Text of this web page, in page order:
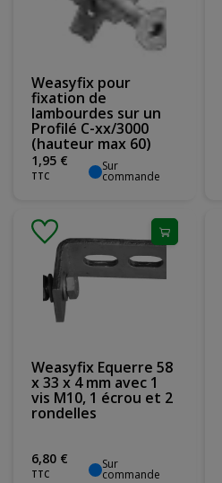
Weasyfix pour
fixation de
lambourdes sur un
Profilé C-xx/3000
(hauteur max 60)
1,95 €
TTC
Sur
commande
Weasyfix Equerre 58
x 33 x 4 mm avec 1
vis M10, 1 écrou et 2
rondelles
6,80 €
TTC
Sur
commande